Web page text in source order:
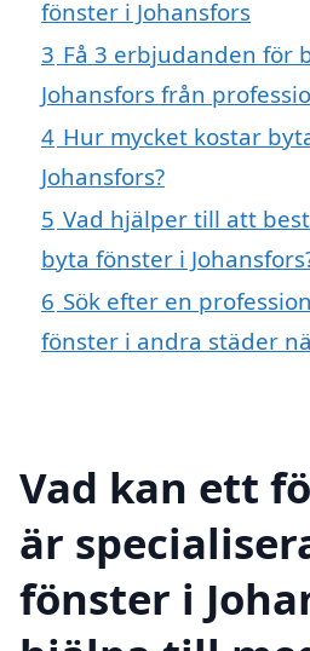
fönster i Johansfors
3 Få 3 erbjudanden för
Johansfors från
4 Hur mycket kostar
Johansfors?
5 Vad hjälper till att
byta fönster i
6 Sök efter en
fönster i andra städer
Vad kan ett
är
fönster i